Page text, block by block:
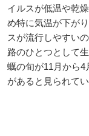
イルスが低温や乾
め特に気温が下が
スが流行しやすい
路のひとつとして
蠣の旬が11月から
があると見られてい